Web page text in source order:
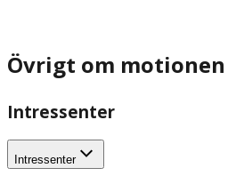
Övrigt om motionen
Intressenter
Intressenter